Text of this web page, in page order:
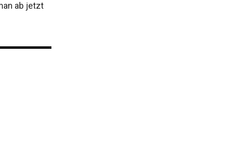
ab jetzt